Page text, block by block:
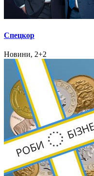
Спецкор
Новини, 2+2